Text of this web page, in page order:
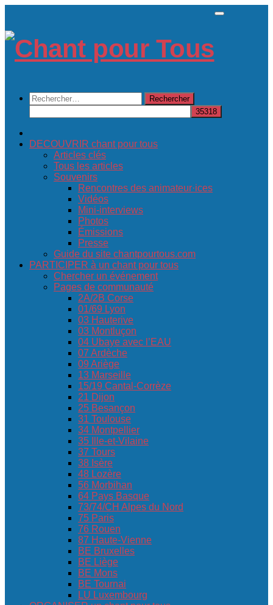
content
Rechercher :
DECOUVRIR chant pour tous
Articles clés
Tous les articles
Souvenirs
Rencontres des animateur·ices
Vidéos
Mini-interviews
Photos
Émissions
Presse
Guide du site chantpourtous.com
PARTICIPER à un chant pour tous
Chercher un événement
Pages de communauté
2A/2B Corse
01/69 Lyon
03 Hauterive
03 Montluçon
04 Ubaye avec l’EAU
07 Ardèche
09 Ariège
13 Marseille
15/19 Cantal-Corrèze
21 Dijon
25 Besançon
31 Toulouse
34 Montpellier
35 Ille-et-Vilaine
37 Tours
38 Isère
48 Lozère
56 Morbihan
64 Pays Basque
73/74/CH Alpes du Nord
75 Paris
76 Rouen
87 Haute-Vienne
BE Bruxelles
BE Liège
BE Mons
BE Tournai
LU Luxembourg